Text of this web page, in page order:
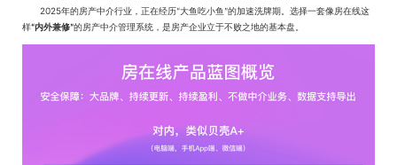
2025年的房产中介行业，正在经历“大鱼吃小鱼 ”的加速洗牌期。选择一套像房在线这
样“内外兼修”的房产中介管理系统，是房产企业立于不败之地的基本盘。